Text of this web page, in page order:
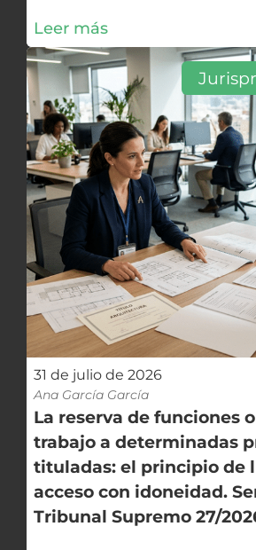
en fecha 23 de abril de
de casación núm. 5820/
que fija la doctrina de
municipales tienen
de audiencia y
alegaciones en los
naturaleza política que
intereses colectivos de la
local, por tener la
interesados.
Leer más
31 de julio de 2026
Ana García García
La reserva de funciones
trabajo a determinadas
tituladas: el principio de
acceso con idoneidad.
Tribunal Supremo 27/